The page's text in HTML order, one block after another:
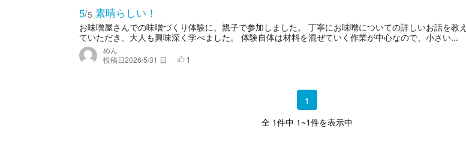
5/5 素晴らしい！
お味噌屋さんでの味噌づくり体験に、親子で参加しました。 丁寧にお味噌についての詳しいお話を教え
ていただき、大人も興味深く学べました。 体験自体は材料を混ぜていく作業が中心なので、小さい...
めん
投稿日2026/5/31 日 1
1
全 1件中 1~1件を表示中